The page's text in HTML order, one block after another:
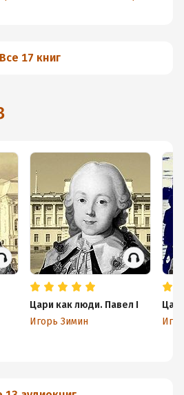
Все 17 книг
Цари как люди. Павел I
Игорь Зимин